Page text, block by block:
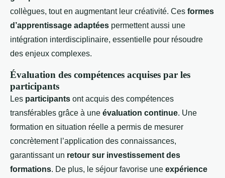
collègues, tout en augmentant leur créativité. Ces formes
d’apprentissage adaptées permettent aussi une
intégration interdisciplinaire, essentielle pour résoudre
des enjeux complexes.
Évaluation des compétences acquises par les
participants
Les participants ont acquis des compétences
transférables grâce à une évaluation continue. Une
formation en situation réelle a permis de mesurer
concrètement l’application des connaissances,
garantissant un retour sur investissement des
formations. De plus, le séjour favorise une expérience